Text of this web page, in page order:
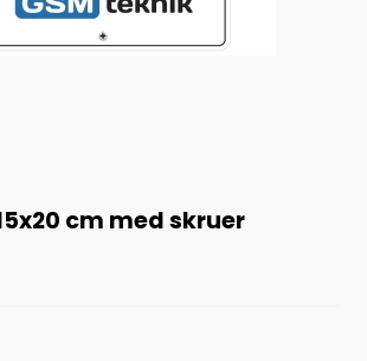
cm med skruer